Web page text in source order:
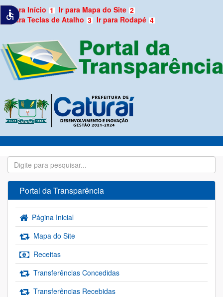
accessibleIr para Início 1 Ir para Mapa do Site 2
Ir para Teclas de Atalho 3 Ir para Rodapé 4
Portal da Transparência
Página Inicial
Mapa do Site
Receitas
Transferências Concedidas
Transferências Recebidas